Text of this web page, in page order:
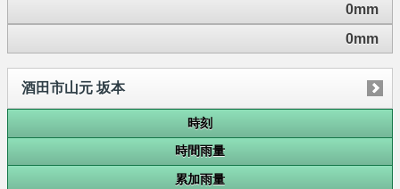
0mm
0mm
酒田市山元 坂本
時刻
時間雨量
累加雨量